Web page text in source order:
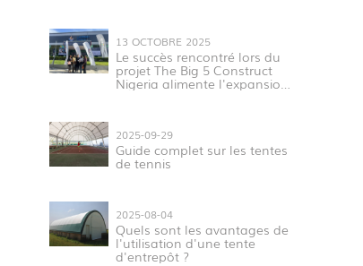
13 OCTOBRE 2025
Le succès rencontré lors du
projet The Big 5 Construct
Nigeria alimente l'expansion
2025-09-29
Guide complet sur les tentes
de tennis
2025-08-04
Quels sont les avantages de
l'utilisation d'une tente
d'entrepôt ?